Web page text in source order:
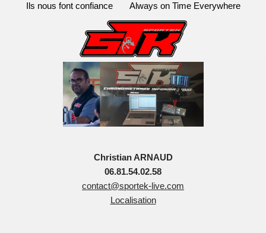
Ils nous font confiance Always on Time Everywhere
Christian ARNAUD
06.81.54.02.58
contact@sportek-live.com
Localisation